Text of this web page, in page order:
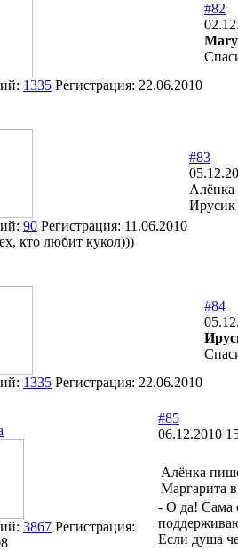
1335 Регистрация: 22.06.2010
#82
90 Регистрация: 11.06.2010
кто любит кукол)))
#83
Алёнка
Ирусик
1335 Регистрация: 22.06.2010
#84
3867 Регистрация:
#85
06.12.2010
Алёнка
Маргарита
- О да! Сама
Если душа